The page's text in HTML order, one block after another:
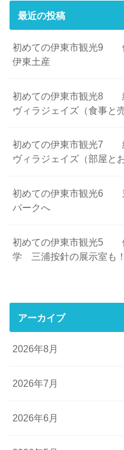
最近の投稿
初めての伊東市観光9
伊東土産
初めての伊東市観光8
ヴィラジェイズ（食事と
初めての伊東市観光7
ヴィラジェイズ（部屋と
初めての伊東市観光6
パークへ
初めての伊東市観光5
学 三浦按針の展示室も！
アーカイブ
2026年8月
2026年7月
2026年6月